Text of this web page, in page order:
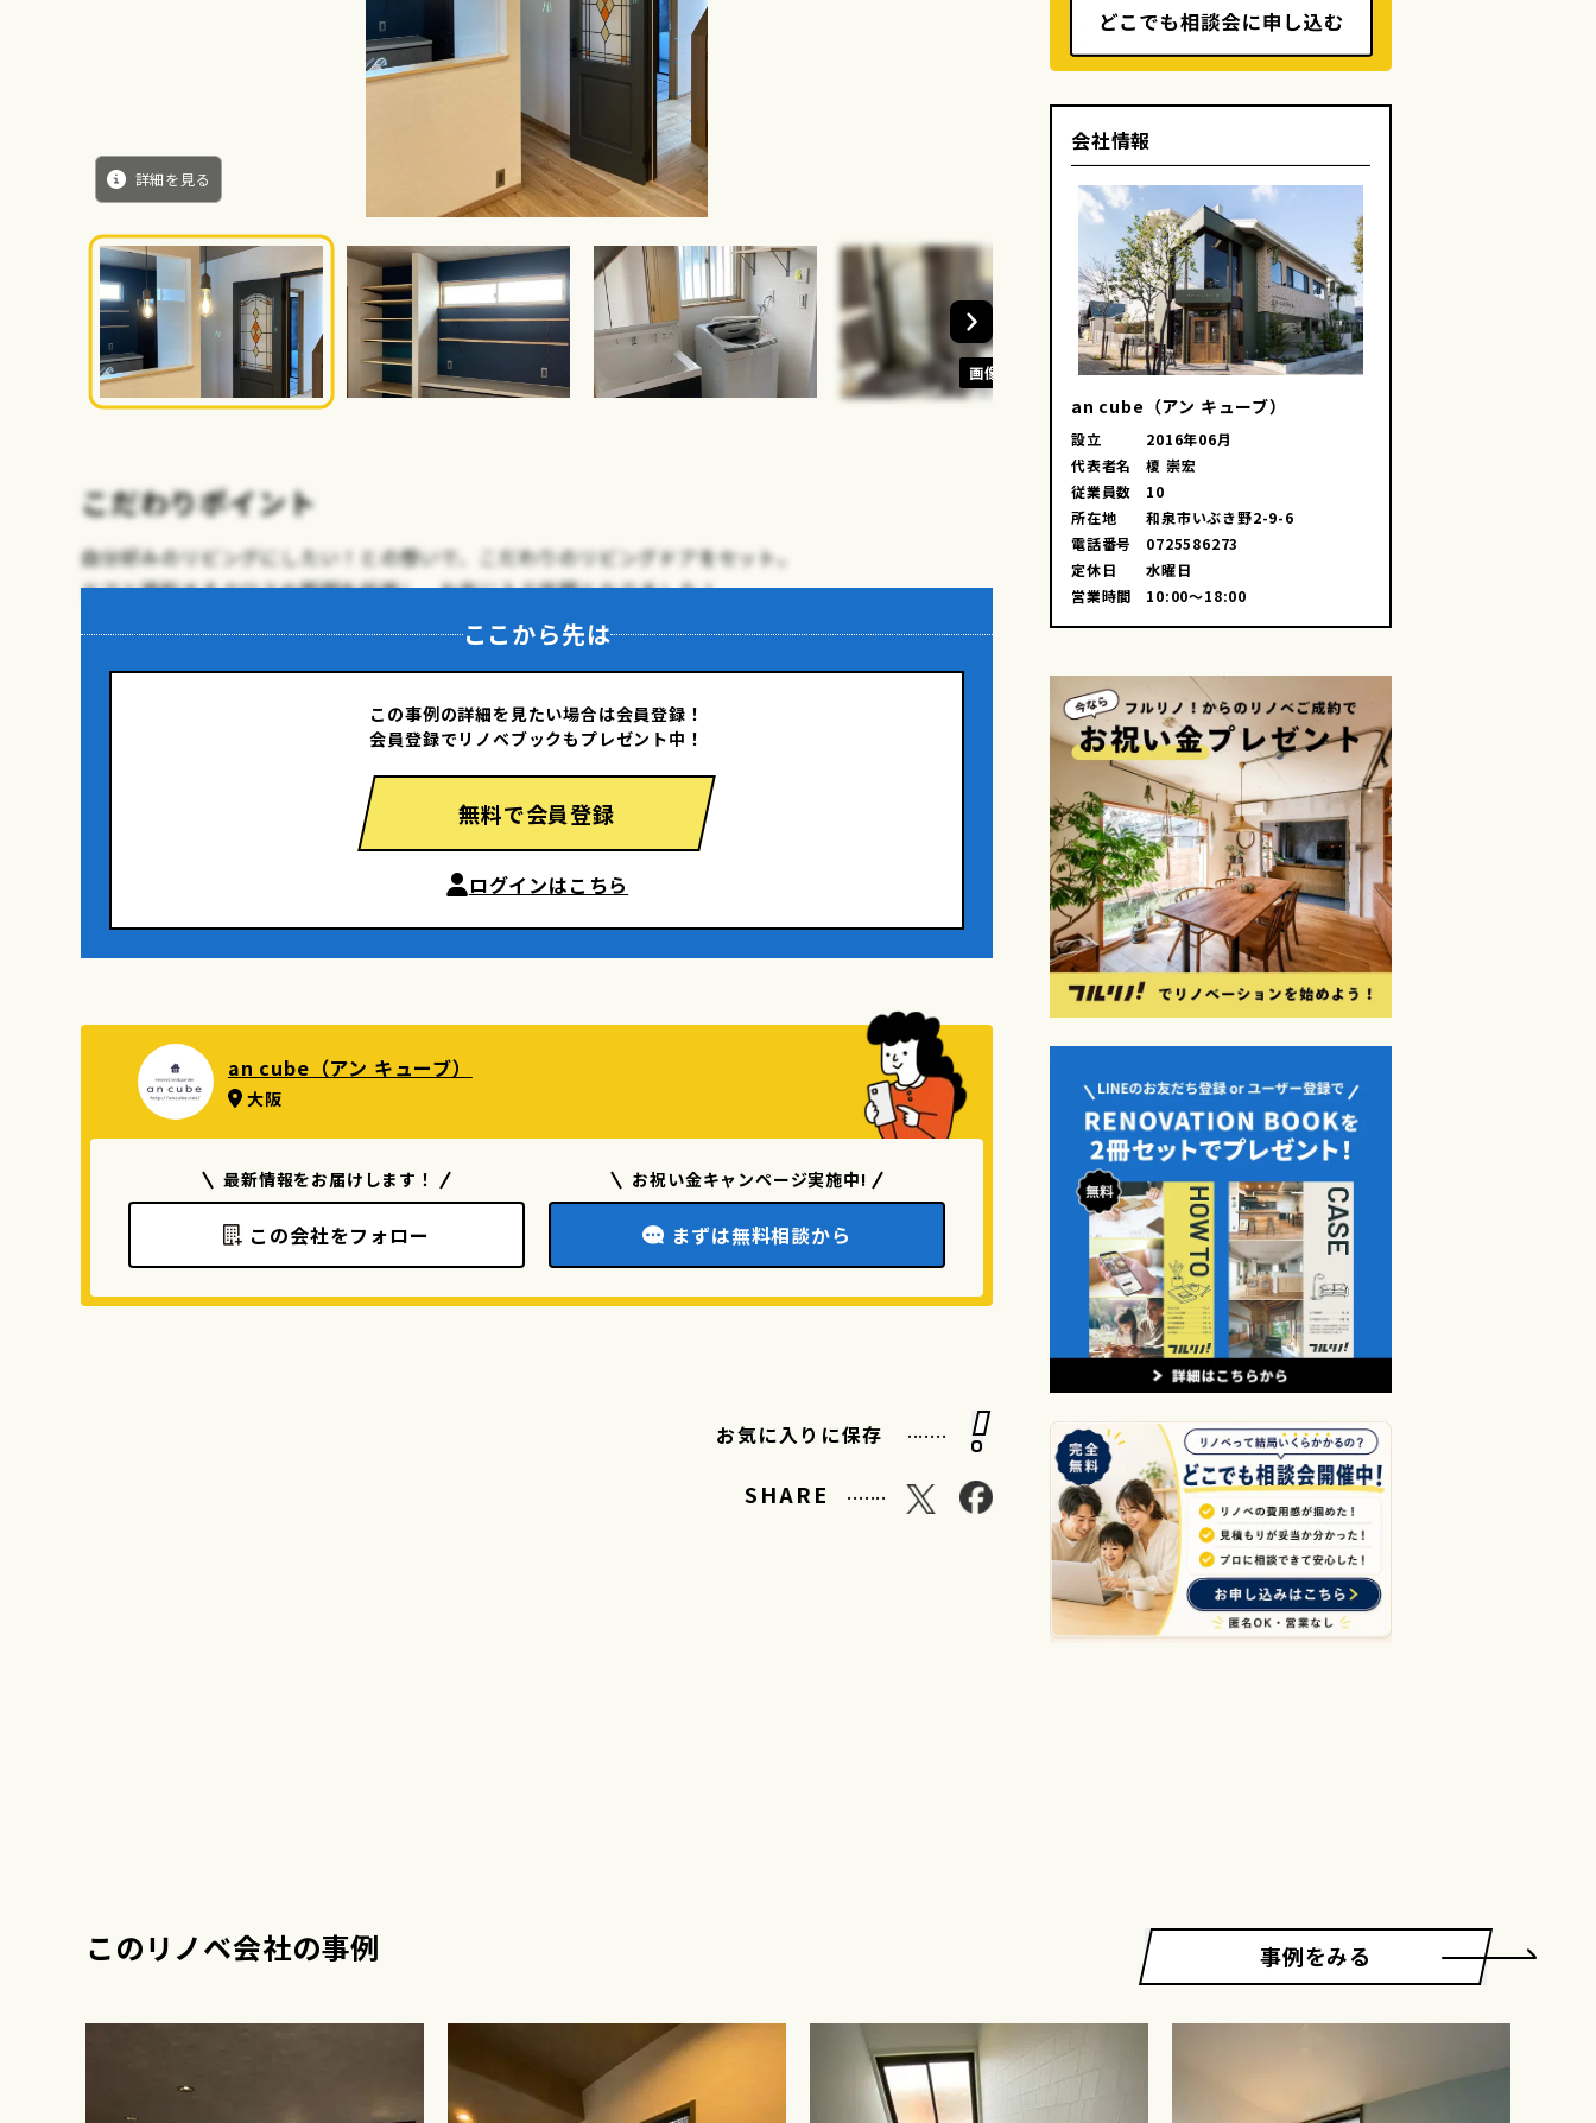
詳細を見る
画像を見る 画像を見る
こだわりポイント
自分好みのリビングにしたい！との想いで、こだわりのリビングドアをセット。
ドアと調和するクロスや照明を採用し、お気に入り空間となりました！
ここから先は
この事例の詳細を見たい場合は会員登録！
会員登録でリノベブックもプレゼント中！
無料で会員登録
ログインはこちら
an cube（アン キューブ）
大阪
最新情報をお届けします！
この会社をフォロー
お祝い金キャンページ実施中!
まずは無料相談から
お気に入りに保存 .......
SHARE .......
会社情報
an cube（アン キューブ）
設立
2016年06月
代表者名
榎 崇宏
従業員数
10
所在地
和泉市いぶき野2-9-6
電話番号
0725586273
定休日
水曜日
営業時間
10:00～18:00
このリノベ会社の事例 事例をみる